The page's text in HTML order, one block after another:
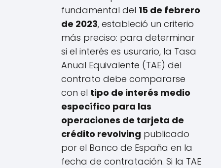
fundamental del 15 de febrero
de 2023, estableció un criterio
más preciso: para determinar
si el interés es usurario, la Tasa
Anual Equivalente (TAE) del
contrato debe compararse
con el tipo de interés medio
específico para las
operaciones de tarjeta de
crédito revolving publicado
por el Banco de España en la
fecha de contratación. Si la TAE